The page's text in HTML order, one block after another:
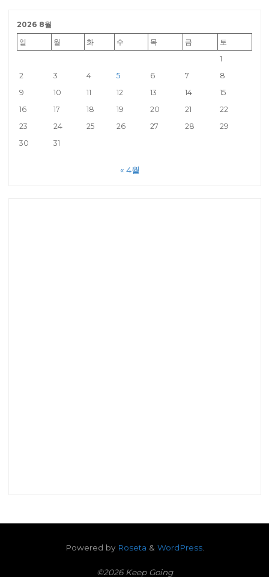
2026 8월
일
월 화 수 목 금
토
1
2
3 4 5 6 7
8
9
10 11 12 13 14
15
16
17 18 19 20 21
22
23
24 25 26 27 28
29
30
31
« 4월
Powered byRoseta & WordPress.
©2026 Keep Going